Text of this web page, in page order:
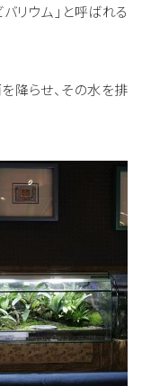
リウム」と呼ばれる
降らせ、その水を排